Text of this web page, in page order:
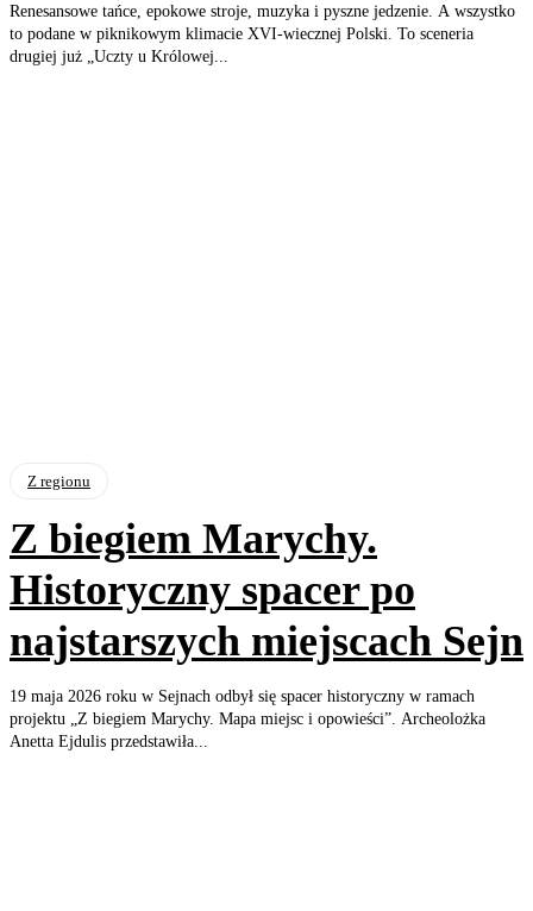
Renesansowe tańce, epokowe stroje, muzyka i pyszne jedzenie. A wszystko
to podane w piknikowym klimacie XVI-wiecznej Polski. To sceneria
drugiej już „Uczty u Królowej...
Z regionu
Z biegiem Marychy.
Historyczny spacer po
najstarszych miejscach Sejn
19 maja 2026 roku w Sejnach odbył się spacer historyczny w ramach
projektu „Z biegiem Marychy. Mapa miejsc i opowieści”. Archeolożka
Anetta Ejdulis przedstawiła...